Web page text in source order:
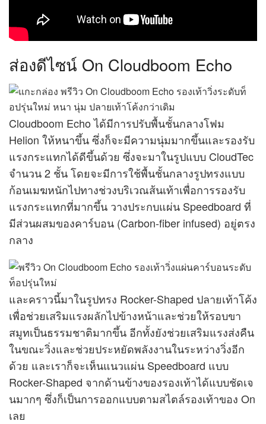
ส่องดีไซน์ On Cloudboom Echo
Cloudboom Echo ได้มีการปรับพื้นชั้นกลางโฟม
Helion ให้หนาขึ้น ซึ่งก็จะมีความนุ่มมากขึ้นและรองรับ
แรงกระแทกได้ดีขึ้นด้วย ซึ่งจะมาในรูปแบบ CloudTec
จำนวน 2 ชั้น โดยจะมีการใช้พื้นชั้นกลางรูปทรงแบบ
ก้อนเมฆหนักไปทางช่วงบริเวณส้นเท้าเพื่อการรองรับ
แรงกระแทกที่มากขึ้น วางประกบแผ่น Speedboard ที่
มีส่วนผสมของคาร์บอน (Carbon-fiber infused) อยู่ตรง
กลาง
และคราวนี้มาในรูปทรง Rocker-Shaped ปลายเท้าโค้ง
เพื่อช่วยเสริมแรงผลักไปข้างหน้าและช่วยให้รอบขา
สมูทเป็นธรรมชาติมากขึ้น อีกทั้งยังช่วยเสริมแรงส่งคืน
ในขณะวิ่งและช่วยประหยัดพลังงานในระหว่างวิ่งอีก
ด้วย และเราก็จะเห็นแนวแผ่น Speedboard แบบ
Rocker-Shaped จากด้านข้างของรองเท้าได้แบบชัดเจ
นมากๆ ซึ่งก็เป็นการออกแบบตามสไตล์รองเท้าของ On
เลย